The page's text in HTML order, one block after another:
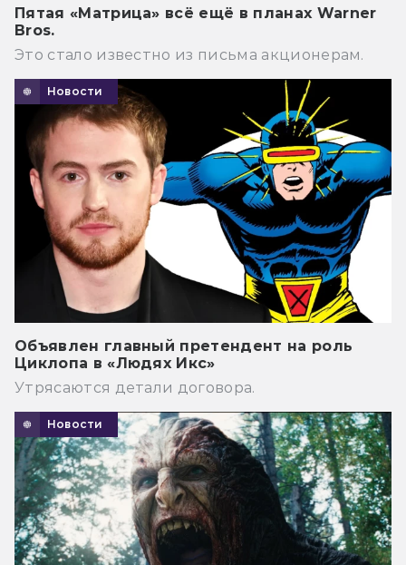
Пятая «Матрица» всё ещё в планах Warner
Bros.
Это стало известно из письма акционерам.
Новости
Объявлен главный претендент на роль
Циклопа в «Людях Икс»
Утрясаются детали договора.
Новости